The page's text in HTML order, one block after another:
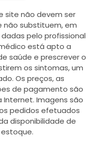
site não devem ser
substituem, em
pelo profissional
está apto a
saúde e prescrever o
os sintomas, um
Os preços, as
de pagamento são
Internet. Imagens são
pedidos efetuados
disponibilidade de